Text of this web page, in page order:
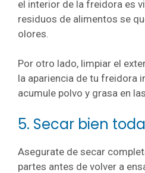
el interior de la freidora es
residuos de alimentos se
olores.
Por otro lado, limpiar el
la apariencia de tu freidora
acumule polvo y grasa en
5. Secar bien
Asegurate de secar
partes antes de volver a